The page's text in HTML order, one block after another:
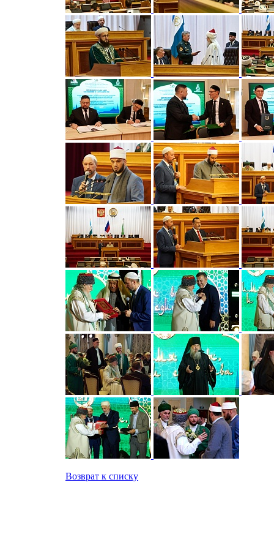
Возврат к списку